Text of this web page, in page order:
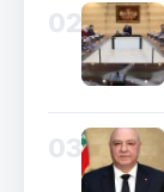
02
03